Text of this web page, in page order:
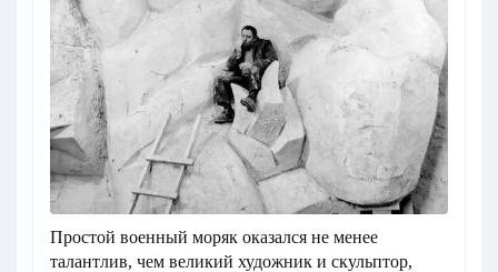
Простой военный моряк оказался не менее
талантлив, чем великий художник и скульптор,